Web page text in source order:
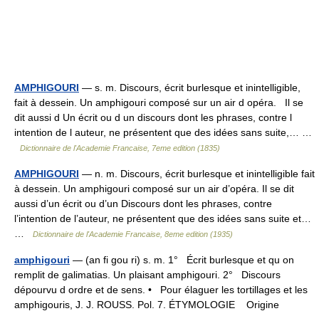
AMPHIGOURI — s. m. Discours, écrit burlesque et inintelligible,
fait à dessein. Un amphigouri composé sur un air d opéra. Il se
dit aussi d Un écrit ou d un discours dont les phrases, contre l
intention de l auteur, ne présentent que des idées sans suite,… …
Dictionnaire de l'Academie Francaise, 7eme edition (1835)
AMPHIGOURI — n. m. Discours, écrit burlesque et inintelligible fait
à dessein. Un amphigouri composé sur un air d’opéra. Il se dit
aussi d’un écrit ou d’un Discours dont les phrases, contre
l’intention de l’auteur, ne présentent que des idées sans suite et…
Dictionnaire de l'Academie Francaise, 8eme edition (1935)
amphigouri — (an fi gou ri) s. m. 1° Écrit burlesque et qu on
remplit de galimatias. Un plaisant amphigouri. 2° Discours
dépourvu d ordre et de sens. • Pour élaguer les tortillages et les
amphigouris, J. J. ROUSS. Pol. 7. ÉTYMOLOGIE Origine